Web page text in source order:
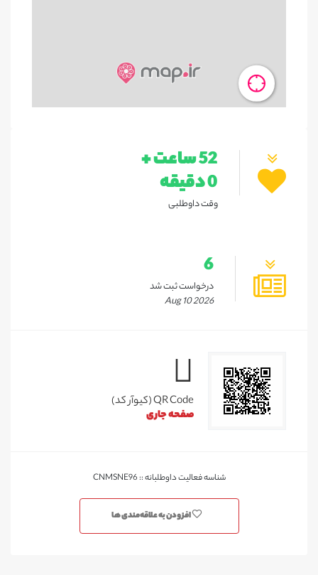
52 ساعت +
0 دقیقه
وقت داوطلبی
6
درخواست ثبت شد
Aug 10 2026
QR Code (کیوآر کد)
صفحه جاری
شناسه فعالیت داوطلبانه :: CNMSNE96
افزودن به علاقه‌مندی ها